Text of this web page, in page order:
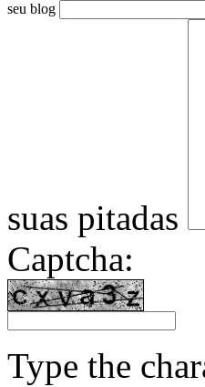
seu blog
suas pitadas
Captcha:
Type the